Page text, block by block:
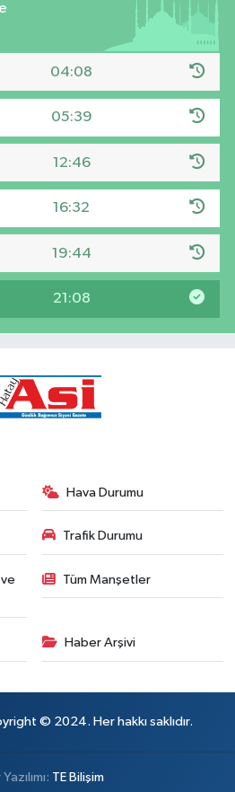
04:08
05:39
12:46
16:32
19:44
21:08
Hava Durumu
Trafik Durumu
Tüm Manşetler
Haber Arşivi
© 2024. Her hakkı saklıdır.
TE Bilişim